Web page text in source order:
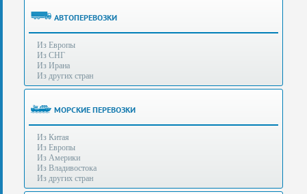
(Без
выходных
8:00
до
21:30)
Таможенное
оформление
грузов
аэропортах
Москвы
АВТОПЕРЕВОЗКИ
Из Европы
Из СНГ
Из Ирана
Из других стран
МОРСКИЕ ПЕРЕВОЗКИ
Из Китая
Из Европы
Из Америки
Из Владивостока
Из других стран